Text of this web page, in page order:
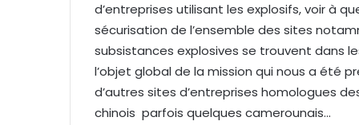
d’entreprises utilisant les explosifs, voir à
sécurisation de l’ensemble des sites
subsistances explosives se trouvent dans
l’objet global de la mission qui nous a été
d’autres sites d’entreprises homologues
chinois parfois quelques camerounais…